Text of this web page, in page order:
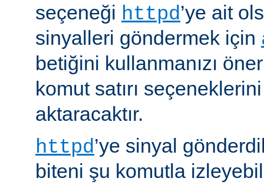
seçeneği httpd’ye ait
sinyalleri göndermek için
betiğini kullanmanızı
komut satırı
aktaracaktır.
httpd’ye sinyal
biteni şu komutla